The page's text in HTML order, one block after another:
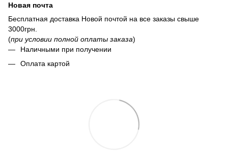
Новая почта
Бесплатная доставка Новой почтой на все заказы свыше
3000грн.
(при условии полной оплаты заказа)
Наличными при получении
Оплата картой